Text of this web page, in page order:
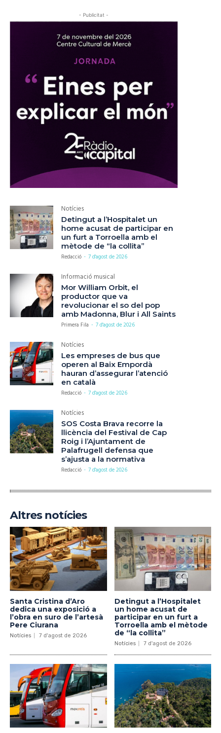
- Publicitat -
Notícies
Detingut a l’Hospitalet un
home acusat de participar en
un furt a Torroella amb el
mètode de “la collita”
Redacció - 7 d'agost de 2026
Informació musical
Mor William Orbit, el
productor que va
revolucionar el so del pop
amb Madonna, Blur i All Saints
Primera Fila - 7 d'agost de 2026
Notícies
Les empreses de bus que
operen al Baix Empordà
hauran d’assegurar l’atenció
en català
Redacció - 7 d'agost de 2026
Notícies
SOS Costa Brava recorre la
llicència del Festival de Cap
Roig i l’Ajuntament de
Palafrugell defensa que
s’ajusta a la normativa
Redacció - 7 d'agost de 2026
Altres notícies
Santa Cristina d’Aro
dedica una exposició a
l’obra en suro de l’artesà
Pere Ciurana
Notícies 7 d'agost de 2026
Detingut a l’Hospitalet
un home acusat de
participar en un furt a
Torroella amb el mètode
de “la collita”
Notícies 7 d'agost de 2026